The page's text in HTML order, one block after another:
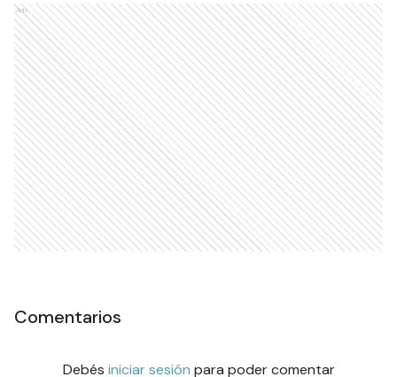
Ads
Comentarios
Debés iniciar sesión para poder comentar